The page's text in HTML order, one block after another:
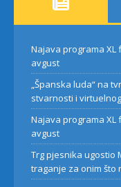
Najava programa XL
avgust
„Španska luda“ na
stvarnosti i
Najava programa XL
avgust
Trg pjesnika ugostio
traganje za onim što